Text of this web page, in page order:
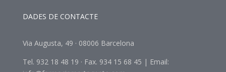
DADES DE CONTACTE
Via Augusta, 49 · 08006 Barcelona
Tel. 932 18 48 19 · Fax. 934 15 68 45 | Email: